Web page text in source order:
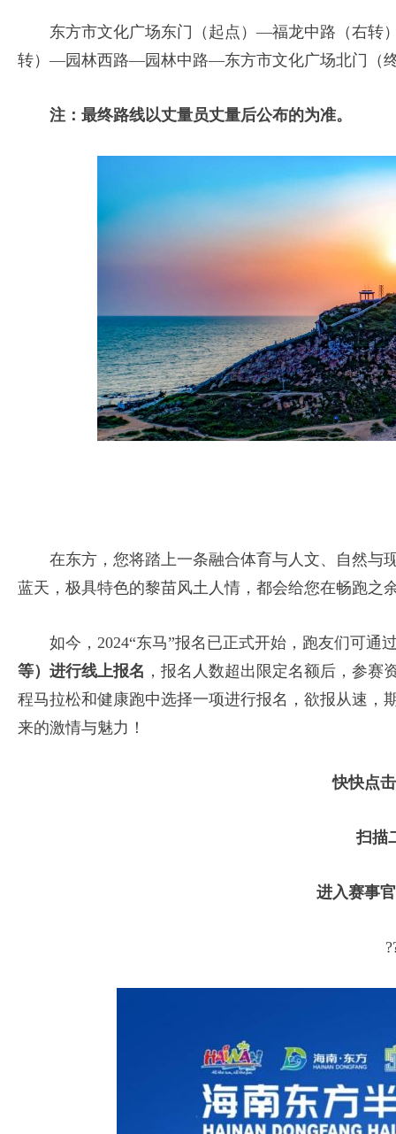
东方市文化广场东门（起点）—福龙中路（右
转）—园林西路—园林中路—东方市文化广场北门（
注：最终路线以丈量员丈量后公布的为准。
在东方，您将踏上一条融合体育与人文、自然与
蓝天，极具特色的黎苗风土人情，都会给您在畅跑之
如今，2024“东马”报名已正式开始，跑友们可通
等）进行线上报名 ，报名人数超出限定名额后，参
程马拉松和健康跑中选择一项进行报名，欲报从速，
来的激情与魅力！
快快点
扫描
进入赛事